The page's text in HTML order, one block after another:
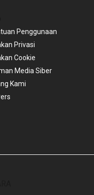
Penggunaan
Privasi
Cookie
Media Siber
Kami